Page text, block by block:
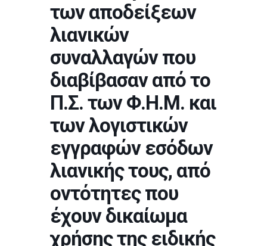
των αποδείξεων
λιανικών
συναλλαγών που
διαβίβασαν από το
Π.Σ. των Φ.Η.Μ. και
των λογιστικών
εγγραφών εσόδων
λιανικής τους, από
οντότητες που
έχουν δικαίωμα
χρήσης της ειδικής